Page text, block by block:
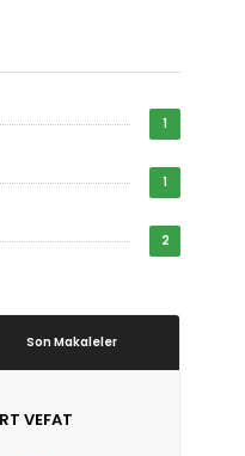
1
1
2
Son Makaleler
VEFAT